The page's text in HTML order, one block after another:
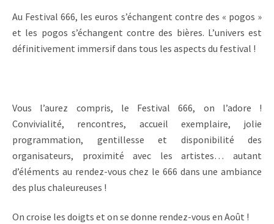
Au Festival 666, les euros s’échangent contre des « pogos »
et les pogos s’échangent contre des bières. L’univers est
définitivement immersif dans tous les aspects du festival !
Vous l’aurez compris, le Festival 666, on l’adore !
Convivialité, rencontres, accueil exemplaire, jolie
programmation, gentillesse et disponibilité des
organisateurs, proximité avec les artistes… autant
d’éléments au rendez-vous chez le 666 dans une ambiance
des plus chaleureuses !
On croise les doigts et on se donne rendez-vous en Août !